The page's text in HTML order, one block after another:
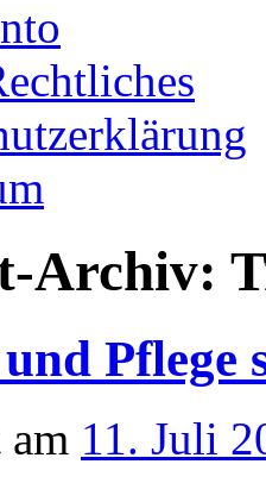
Archiv:
Pflege
11. Juli